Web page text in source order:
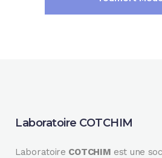
Laboratoire COTCHIM
Laboratoire COTCHIM est une